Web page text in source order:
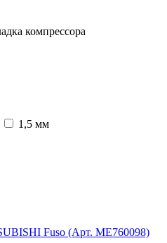
компрессора
1,5 мм
Fuso (Арт. ME760098)